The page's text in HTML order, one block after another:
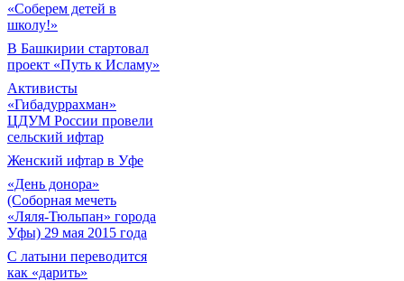
«Соберем детей в
школу!»
В Башкирии стартовал
проект «Путь к Исламу»
Активисты
«Гибадуррахман»
ЦДУМ России провели
сельский ифтар
Женский ифтар в Уфе
«День донора»
(Соборная мечеть
«Ляля-Тюльпан» города
Уфы) 29 мая 2015 года
С латыни переводится
как «дарить»